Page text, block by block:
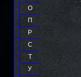
О
П
Р
С
Т
У